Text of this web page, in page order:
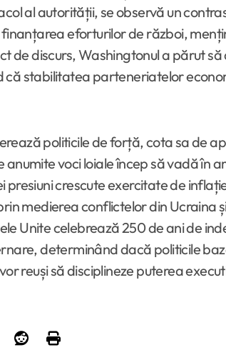
al autorității, se observă un
eforturilor de război,
de discurs, Washingtonul a părut
că stabilitatea parteneriatelor
politicile de forță, cota sa de
voci loiale încep să vadă în
crescute exercitate de
medierea conflictelor din Ucraina
Unite celebrează 250 de ani de
determinând dacă politicile
reuși să disciplineze puterea